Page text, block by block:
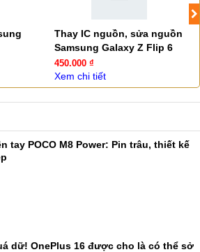
Thay IC nguồn, sửa nguồn
Samsung Galaxy Z Flip 6
450.000 ₫
Xem chi tiết
tay POCO M8 Power: Pin trâu, thiết kế
dữ! OnePlus 16 được cho là có thể sở